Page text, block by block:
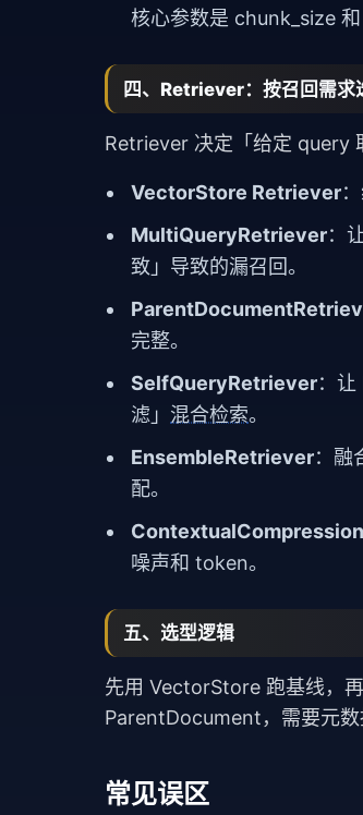
核心参数是 chunk_size
四、Retriever：按召回需求
Retriever 决定「给定 query
VectorStore Retriever
MultiQueryRetriever：让
致」导致的漏召回。
完整。
SelfQueryRetriever：
滤」 混合检索。
EnsembleRetriever：融
配。
噪声和 token。
五、选型逻辑
先用 VectorStore 跑基线，
ParentDocument，需要元
常见误区